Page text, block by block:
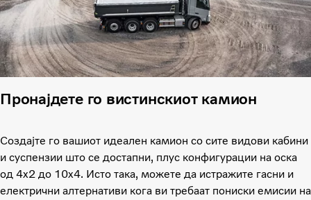
Пронајдете го вистинскиот камион
Создајте го вашиот идеален камион со сите видови кабини
и суспензии што се достапни, плус конфигурации на оска
од 4x2 до 10x4. Исто така, можете да истражите гасни и
електрични алтернативи кога ви требаат пониски емисии на